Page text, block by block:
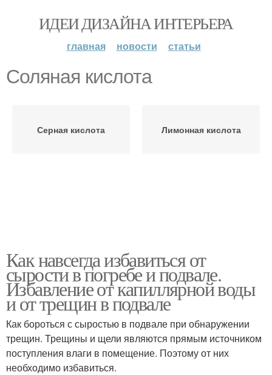
ИДЕИ ДИЗАЙНА ИНТЕРЬЕРА
главная новости статьи
Соляная кислота
Серная кислота Лимонная кислота
Как навсегда избавиться от
сырости в погребе и подвале.
Избавление от капиллярной воды
и от трещин в подвале
Как бороться с сыростью в подвале при обнаружении
трещин. Трещины и щели являются прямым источником
поступления влаги в помещение. Поэтому от них
необходимо избавиться.